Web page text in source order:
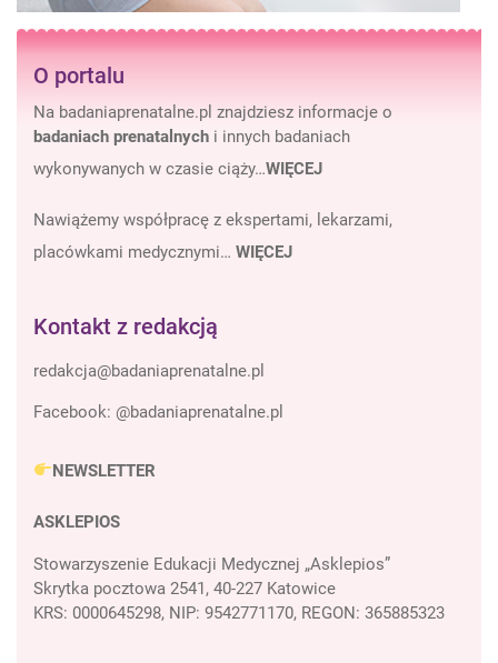
O portalu
Na badaniaprenatalne.pl znajdziesz informacje o
badaniach prenatalnych i innych badaniach
wykonywanych w czasie ciąży…WIĘCEJ
Nawiążemy współpracę z ekspertami, lekarzami,
placówkami medycznymi… WIĘCEJ
Kontakt z redakcją
Facebook: @badaniaprenatalne.pl
NEWSLETTER
ASKLEPIOS
Stowarzyszenie Edukacji Medycznej „Asklepios”
Skrytka pocztowa 2541, 40-227 Katowice
KRS: 0000645298, NIP: 9542771170, REGON: 365885323